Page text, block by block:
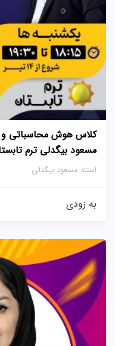
کلاس هوش محاسباتی
مسعود بیگدلی ترم تابستان
استاد مسعود بیگدلی
به زودی